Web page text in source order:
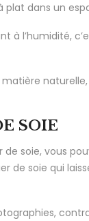
plat dans un
l’humidité,
SOIE
soie, vous
de soie qui